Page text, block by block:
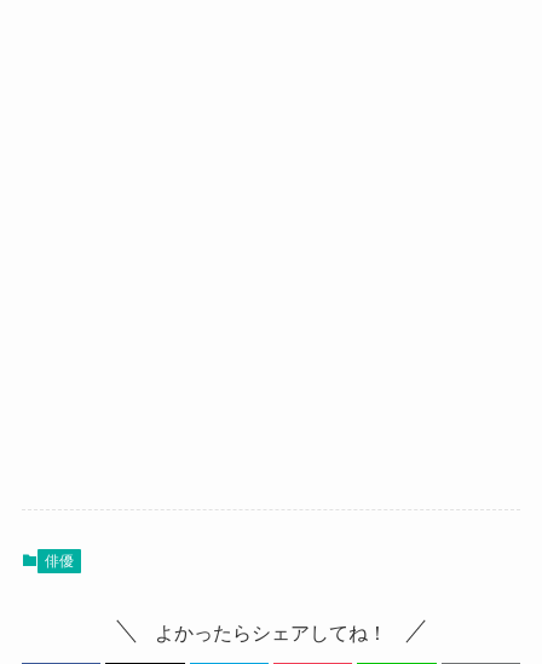
俳優
よかったらシェアしてね！